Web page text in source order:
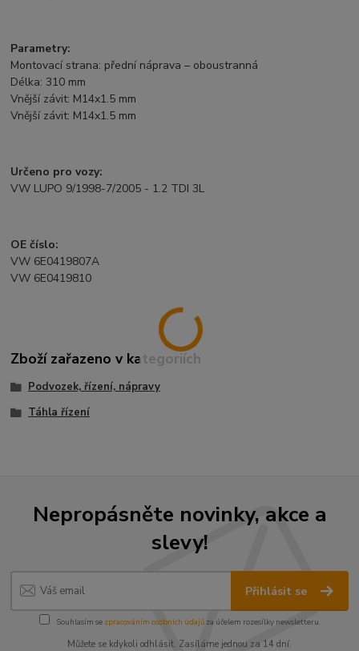
Parametry:
Montovací strana: přední náprava – oboustranná
Délka: 310 mm
Vnější závit: M14x1.5 mm
Vnější závit: M14x1.5 mm
Určeno pro vozy:
VW LUPO 9/1998-7/2005 - 1.2 TDI 3L
OE číslo:
VW 6E0419807A
VW 6E0419810
Zboží zařazeno v kategoriích
Podvozek, řízení, nápravy
Táhla řízení
Nepropásněte novinky, akce a
slevy!
Přihlásit se
Souhlasím se zpracováním osobních údajůza účelem rozesílky newsletteru.
Můžete se kdykoli odhlásit. Zasíláme jednou za 14 dní.